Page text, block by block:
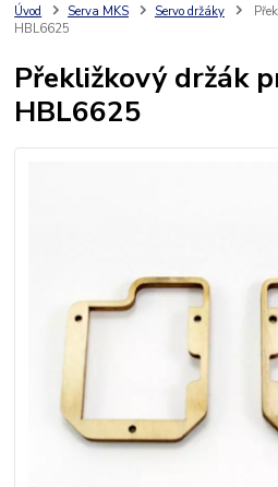
Úvod Serva MKS Servo držáky
HBL6625
Překližkový držák
HBL6625